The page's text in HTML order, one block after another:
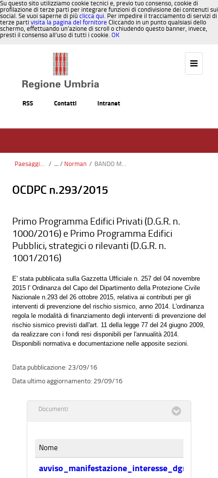
Su questo sito utilizziamo cookie tecnici e, previo tuo consenso, cookie di
profilazione di terze parti per integrare funzioni di condivisione dei contenuti sui
social. Se vuoi saperne di più clicca qui. Per impedire il tracciamento di servizi di
terze parti visita la pagina del fornitore Cliccando in un punto qualsiasi dello
schermo, effettuando un’azione di scroll o chiudendo questo banner, invece,
presti il consenso all’uso di tutti i cookie. OK
RSS Contatti Intranet
Paesaggio, Territorio, Urbanistica / Norman / BANDO MS3
OCDPC n.293/2015
Primo Programma Edifici Privati (D.G.R. n.
1000/2016) e Primo Programma Edifici
Pubblici, strategici o rilevanti (D.G.R. n.
1001/2016)
E' stata pubblicata sulla Gazzetta Ufficiale n. 257 del 04 novembre
2015 l' Ordinanza del Capo del Dipartimento della Protezione Civile
Nazionale n.293 del 26 ottobre 2015, relativa ai contributi per gli
interventi di prevenzione del rischio sismico, anno 2014. L'ordinanza
regola le modalità di finanziamento degli interventi di prevenzione del
rischio sismico previsti dall'art. 11 della legge 77 del 24 giugno 2009,
da realizzare con i fondi resi disponibili per l'annualità 2014.
Disponibili normativa e documentazione nelle apposite sezioni.
23/09/16
29/09/16
Documenti
Nome
avviso_manifestazione_interesse_dgr.pdf